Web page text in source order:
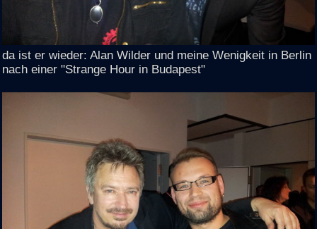
da ist er wieder: Alan Wilder und meine Wenigkeit in Berlin
nach einer "Strange Hour in Budapest"